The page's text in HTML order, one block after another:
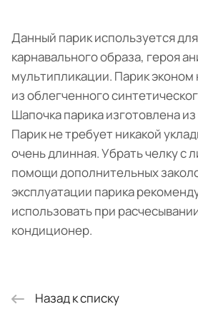
Данный парик используется
карнавального образа, героя
мультипликации. Парик эконом
из облегченного
Шапочка парика изготовлена
Парик не требует никакой
очень длинная. Убрать челку с
помощи дополнительных
эксплуатации парика
использовать при
кондиционер.
Назад к списку